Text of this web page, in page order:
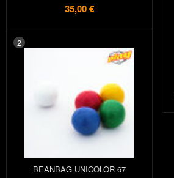
35,00 €
2
BEANBAG UNICOLOR 67